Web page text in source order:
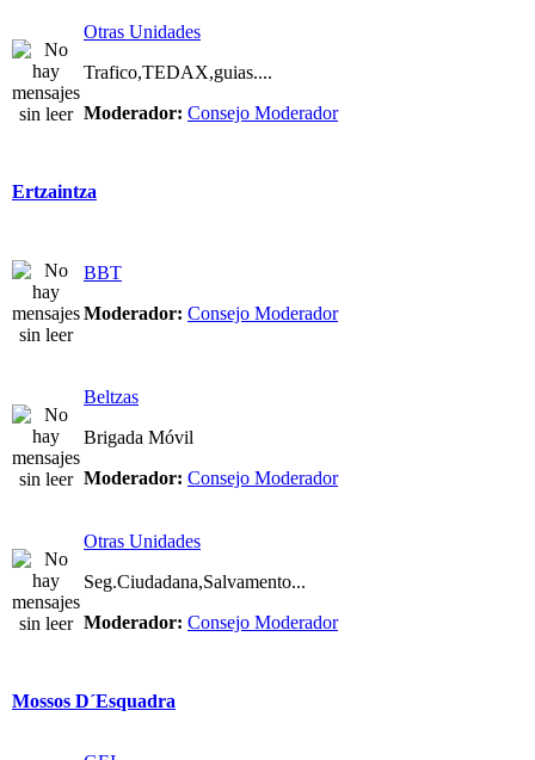
Otras Unidades
Trafico,TEDAX,guias....
Moderador: Consejo Moderador
Ertzaintza
BBT
Moderador: Consejo Moderador
Beltzas
Brigada Móvil
Moderador: Consejo Moderador
Otras Unidades
Seg.Ciudadana,Salvamento...
Moderador: Consejo Moderador
Mossos D´Esquadra